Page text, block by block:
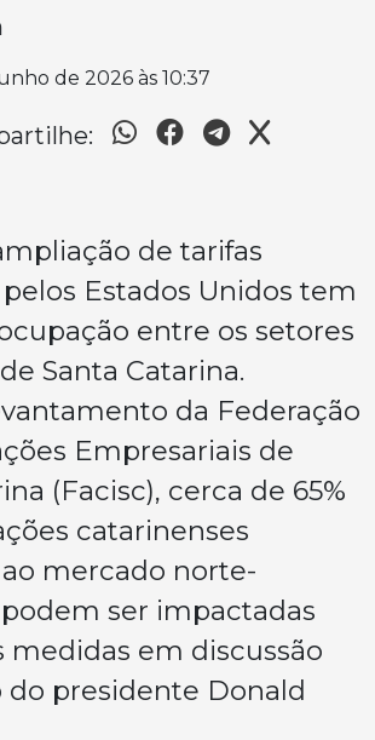
de 2026 às 10:37
de tarifas
Estados Unidos tem
entre os setores
Santa Catarina.
da Federação
Empresariais de
(Facisc), cerca de 65%
catarinenses
mercado norte-
ser impactadas
medidas em discussão
do presidente Donald